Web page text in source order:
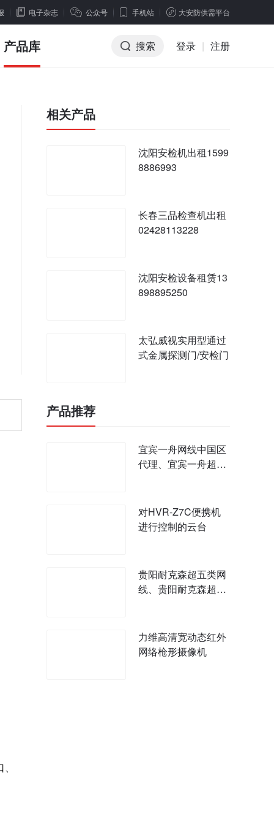
电子杂志 公众号 手机站 大安防供需平台
产品库 搜索 登录 | 注册
相关产品
沈阳安检机出租1599
8886993
长春三品检查机出租
02428113228
沈阳安检设备租赁13
898895250
太弘威视实用型通过
式金属探测门/安检门
产品推荐
宜宾一舟网线中国区
代理、宜宾一舟超五
对HVR-Z7C便携机
进行控制的云台
贵阳耐克森超五类网
线、贵阳耐克森超六
力维高清宽动态红外
网络枪形摄像机